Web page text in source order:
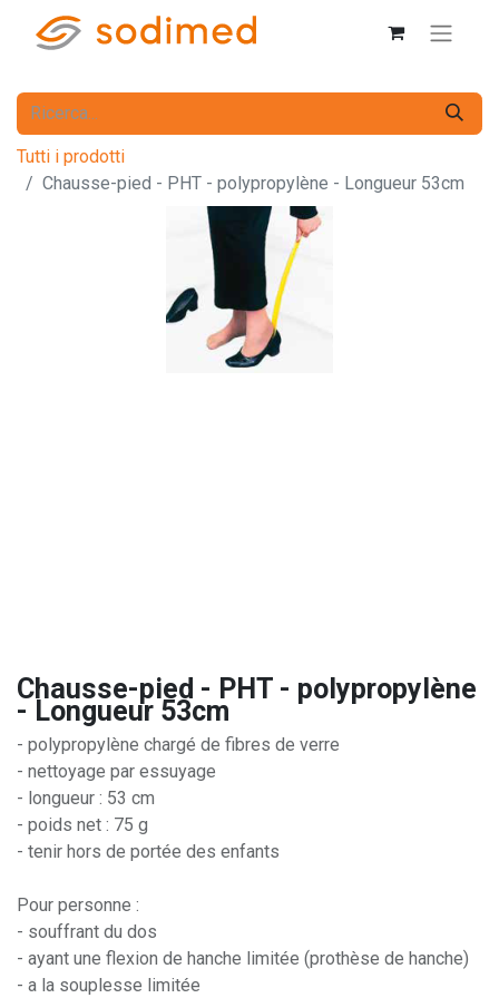
Tutti i prodotti
Chausse-pied - PHT - polypropylène - Longueur 53cm
Chausse-pied - PHT - polypropylène
- Longueur 53cm
- polypropylène chargé de fibres de verre
- nettoyage par essuyage
- longueur : 53 cm
- poids net : 75 g
- tenir hors de portée des enfants
Pour personne :
- souffrant du dos
- ayant une flexion de hanche limitée (prothèse de hanche)
- a la souplesse limitée